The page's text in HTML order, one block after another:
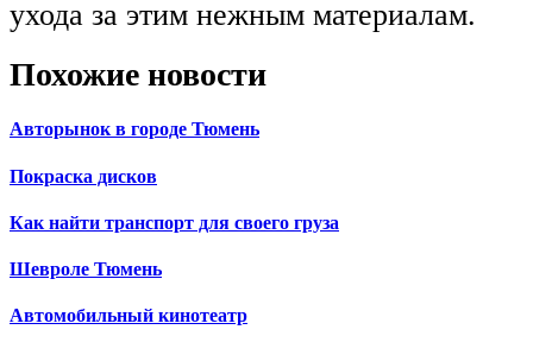
ухода за этим нежным материалам.
Похожие новости
Авторынок в городе Тюмень
Покраска дисков
Как найти транспорт для своего груза
Шевроле Тюмень
Автомобильный кинотеатр